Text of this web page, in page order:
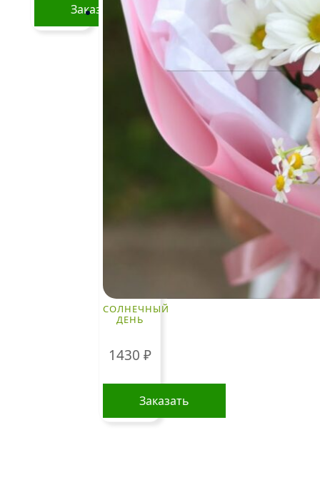
Заказать
СОЛНЕЧНЫЙ
ДЕНЬ
1430 ₽
Заказать
КЛИЕНТАМ
Политика
конфиденциальности
Пользовательское
соглашение
Рекомендации по уходу
за цветами
Контакты
ЧАСТО ИЩУТ
Композиции
Подарки